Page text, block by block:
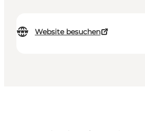
Website besuchen